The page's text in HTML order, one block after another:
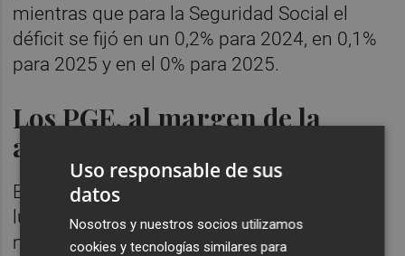
mientras que para la Seguridad Social el
déficit se fijó en un 0,2% para 2024, en 0,1%
para 2025 y en el 0% para 2025.
Los PGE, al margen de la
amnistía
El ministro de Economía ha asegurado este
lunes que el Gobierno está trabajando "de
manera muy intensa" para aprobar "cuanto
Uso responsable de sus
datos
Nosotros y nuestros socios utilizamos
cookies y tecnologías similares para